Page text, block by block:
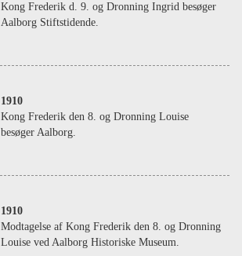
Kong Frederik d. 9. og Dronning Ingrid besøger
Aalborg Stiftstidende.
1910
Kong Frederik den 8. og Dronning Louise
besøger Aalborg.
1910
Modtagelse af Kong Frederik den 8. og Dronning
Louise ved Aalborg Historiske Museum.